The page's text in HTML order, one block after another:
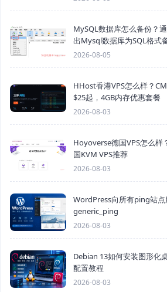
MySQL数据库怎么备份？
出Mysql数据库为SQL格式
2026-08-05
HHost香港VPS怎么样？
$25起，4GB内存优惠套餐
2026-08-03
Hoyoverse德国VPS怎么样
国KVM VPS推荐
2026-08-03
WordPress向所有ping站点
generic_ping
2026-08-03
Debian 13如何安装图形化
配置教程
2026-08-03